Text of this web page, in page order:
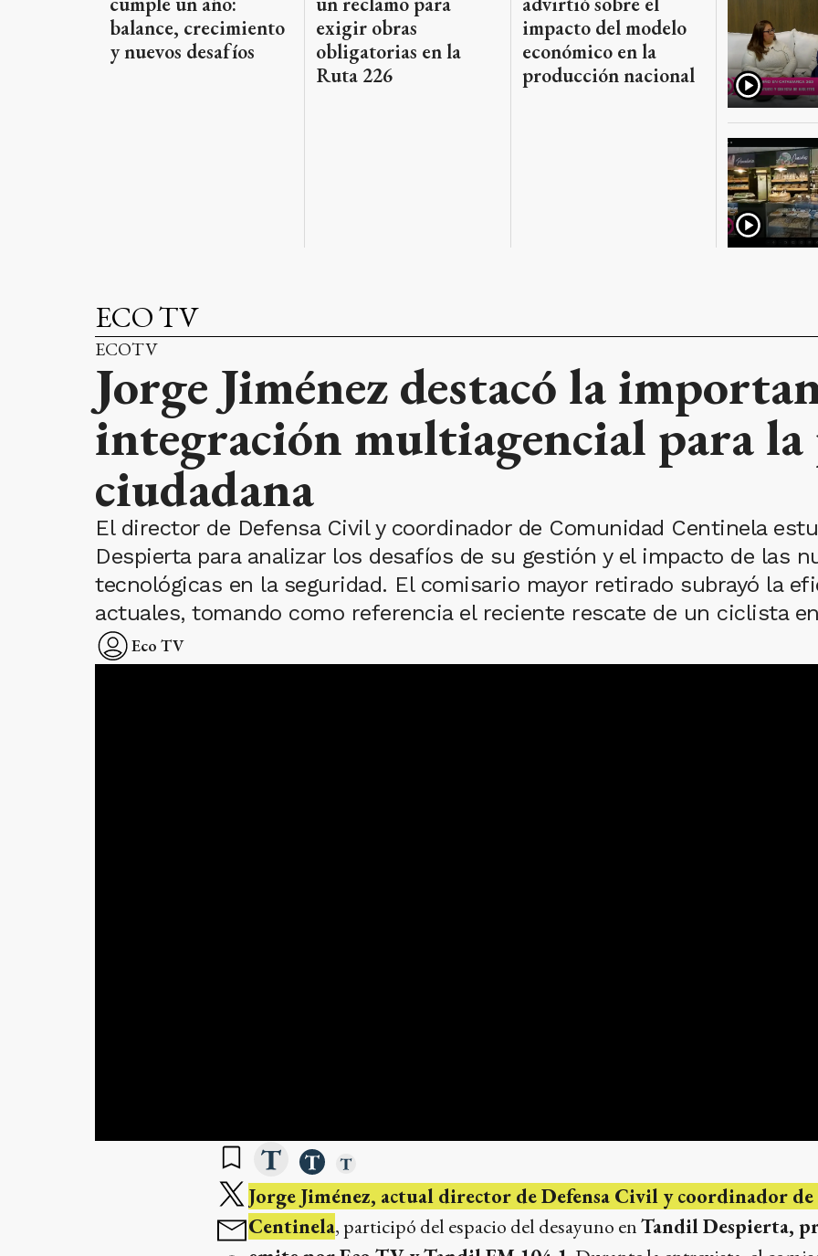
balance, crecimiento
y nuevos desafíos
exigir obras
obligatorias en la
Ruta 226
impacto del modelo
económico en la
producción nacional
ECO TV
ECOTV
Jorge Jiménez destacó la
integración multiagencial para
ciudadana
El director de Defensa Civil y coordinador de Comunidad Centinela
Despierta para analizar los desafíos de su gestión y el impacto de las
tecnológicas en la seguridad. El comisario mayor retirado subrayó la
actuales, tomando como referencia el reciente rescate de un ciclista
Eco TV
Jorge Jiménez, actual director de Defensa Civil y coordinador
Centinela, participó del espacio del desayuno enTandil Despierta,